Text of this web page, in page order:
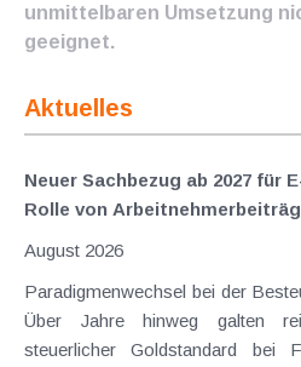
unmittelbaren Umsetzung
geeignet.
Aktuelles
Neuer Sachbezug ab 2027 für
Rolle von
August 2026
Paradigmenwechsel bei der
Über Jahre hinweg galten
steuerlicher Goldstandard bei